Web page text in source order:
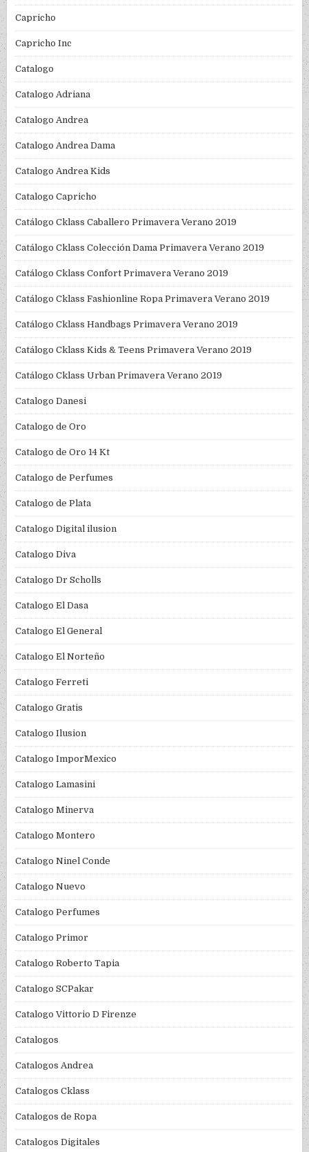
Capricho
Capricho Inc
Catalogo
Catalogo Adriana
Catalogo Andrea
Catalogo Andrea Dama
Catalogo Andrea Kids
Catalogo Capricho
Catálogo Cklass Caballero Primavera Verano 2019
Catálogo Cklass Colección Dama Primavera Verano 2019
Catálogo Cklass Confort Primavera Verano 2019
Catálogo Cklass Fashionline Ropa Primavera Verano 2019
Catálogo Cklass Handbags Primavera Verano 2019
Catálogo Cklass Kids & Teens Primavera Verano 2019
Catálogo Cklass Urban Primavera Verano 2019
Catalogo Danesi
Catalogo de Oro
Catalogo de Oro 14 Kt
Catalogo de Perfumes
Catalogo de Plata
Catalogo Digital ilusion
Catalogo Diva
Catalogo Dr Scholls
Catalogo El Dasa
Catalogo El General
Catalogo El Norteño
Catalogo Ferreti
Catalogo Gratis
Catalogo Ilusion
Catalogo ImporMexico
Catalogo Lamasini
Catalogo Minerva
Catalogo Montero
Catalogo Ninel Conde
Catalogo Nuevo
Catalogo Perfumes
Catalogo Primor
Catalogo Roberto Tapia
Catalogo SCPakar
Catalogo Vittorio D Firenze
Catalogos
Catalogos Andrea
Catalogos Cklass
Catalogos de Ropa
Catalogos Digitales